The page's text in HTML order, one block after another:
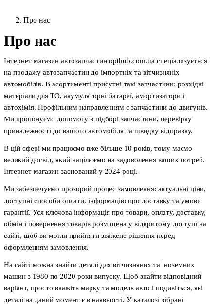
Про нас
Про нас
Інтернет магазин автозапчастин opthub.com.ua спеціализується
на продажу автозапчастин до імпортніх та вітчизняніх
автомобілів. В асортименті присутні такі запчастини: розхідні
матеріали для ТО, акумуляторні батареї, амортизатори і
автохімія. Профільним направленням є запчастини до двигунів.
Ми пропонуємо допомогу в підборі запчастини, перевірку
приналежності до вашого автомобіля та швидку відправку.
В цій сфері ми працюємо вже більше 10 років, тому маємо
великий досвід, який націлюємо на задоволення ваших потреб.
Інтернет магазин заснований у 2024 році.
Ми забезпечуємо прозорий процес замовлення: актуальні ціни,
доступні способи оплати, інформацію про доставку та умови
гарантії. Уся ключова інформація про товари, оплату, доставку,
обмін і повернення товарів розміщена у відкритому доступі на
сайті, щоб ви могли прийняти зважене рішення перед
оформленням замовлення.
На сайті можна знайти деталі для вітчизняних та іноземних
машин з 1980 по 2020 роки випуску. Щоб знайти відповідний
варіант, просто вкажіть марку та модель авто і подивіться, які
деталі на даний момент є в наявності. У каталозі зібрані